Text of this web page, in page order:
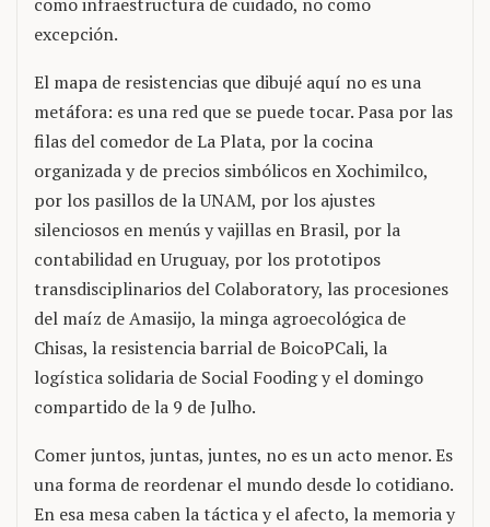
excepción.
El mapa de resistencias que dibujé aquí no es una
metáfora: es una red que se puede tocar. Pasa por las
filas del comedor de La Plata, por la cocina
organizada y de precios simbólicos en Xochimilco,
por los pasillos de la UNAM, por los ajustes
silenciosos en menús y vajillas en Brasil, por la
contabilidad en Uruguay, por los prototipos
transdisciplinarios del Colaboratory, las procesiones
del maíz de Amasijo, la minga agroecológica de
Chisas, la resistencia barrial de BoicoPCali, la
logística solidaria de Social Fooding y el domingo
compartido de la 9 de Julho.
Comer juntos, juntas, juntes, no es un acto menor. Es
una forma de reordenar el mundo desde lo cotidiano.
En esa mesa caben la táctica y el afecto, la memoria y